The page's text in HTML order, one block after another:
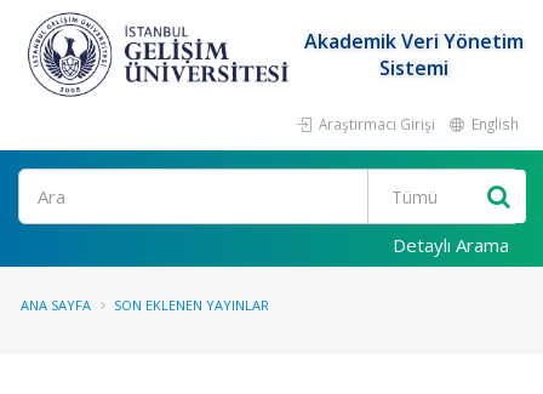
Akademik Veri Yönetim
Sistemi
Araştırmacı Girişi English
Ara
Detaylı Arama
ANA SAYFA SON EKLENEN YAYINLAR